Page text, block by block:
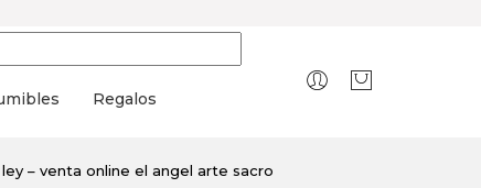
Regalos
– venta online el angel arte sacro